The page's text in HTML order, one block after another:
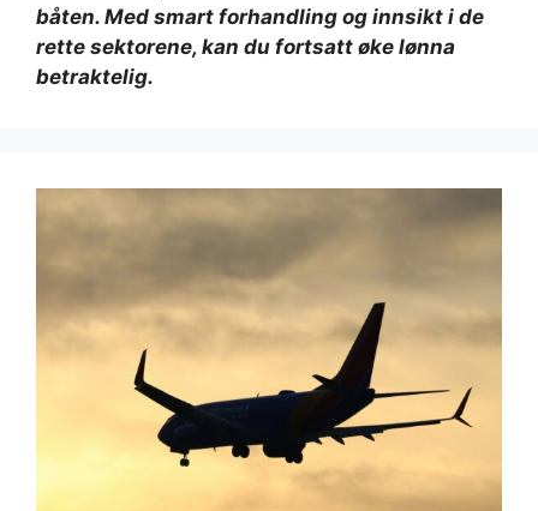
båten. Med smart forhandling og innsikt i de
rette sektorene, kan du fortsatt øke lønna
betraktelig.